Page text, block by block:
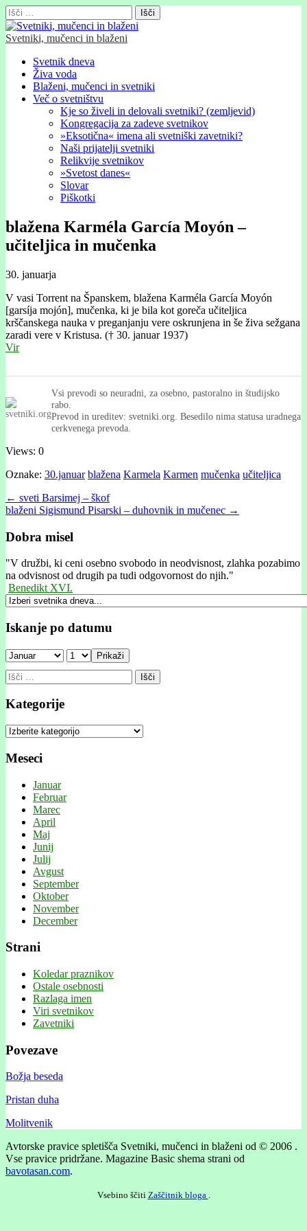
Išči:
Svetniki, mučenci in blaženi
Glavni
meni
Skip
content
Svetnik dneva
Živa voda
Blaženi, mučenci in svetniki
Več o svetništvu
Kje so živeli in delovali svetniki? (zemljevid)
Kongregacija za zadeve svetnikov
»Eksotična« imena ali svetniški zavetniki?
Naši prijatelji svetniki
Relikvije svetnikov
»Svetost danes«
Slovar
Piškotki
blažena Karméla García Moyón –
učiteljica in mučenka
30. januarja
V vasi Torrent na Španskem, blažena Karméla García Moyón
[garsíja mojón], mučenka, ki je bila kot goreča učiteljica
krščanskega nauka v preganjanju vere oskrunjena in še živa sežgana
zaradi vere v Kristusa. († 30. januar 1937)
Vir
Vsi prevodi so neuradni, za osebno, pastoralno in študijsko
rabo.
Prevod in ureditev: svetniki.org. Besedilo nima statusa uradnega
cerkvenega prevoda.
Views: 0
Oznake: 30.januar blažena Karmela Karmen mučenka učiteljica
Post
navigation
← sveti Barsimej – škof
blaženi Sigismund Pisarski – duhovnik in mučenec →
Dobra misel
"V družbi, ki ceni osebno svobodo in neodvisnost, zlahka pozabimo
na odvisnost od drugih pa tudi odgovornost do njih."
Benedikt XVI.
Iskanje po datumu
Prikaži
Išči:
Kategorije
Kategorije
Meseci
Januar
Februar
Marec
April
Maj
Junij
Julij
Avgust
September
Oktober
November
December
Strani
Koledar praznikov
Ostale osebnosti
Razlaga imen
Viri svetnikov
Zavetniki
Povezave
Božja beseda
Pristan duha
Molitvenik
Avtorske pravice spletišča Svetniki, mučenci in blaženi od © 2006 .
Vse pravice pridržane. Magazine Basic shema strani od
bavotasan.com.
Vsebino ščiti Zaščitnik bloga .